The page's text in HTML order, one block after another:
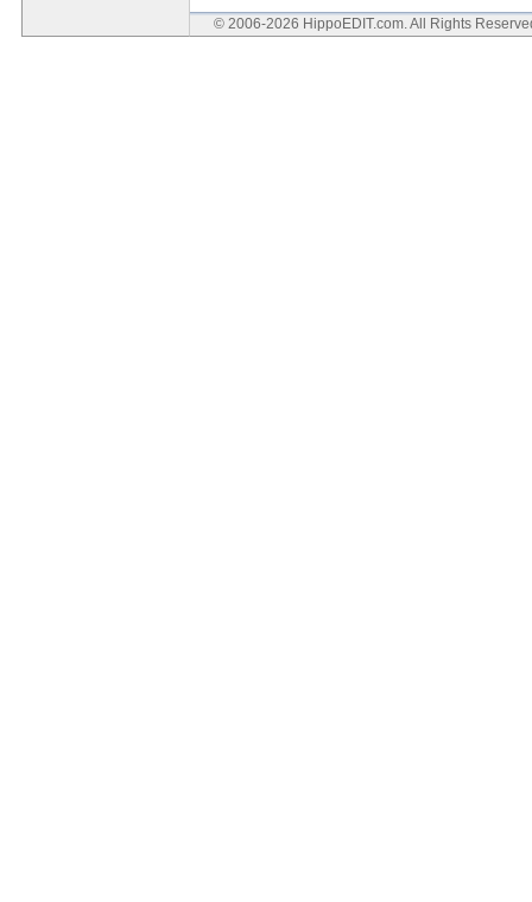
© 2006-2026 HippoEDIT.com. All Rights